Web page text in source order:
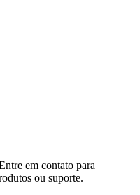
em contato para
ou suporte.